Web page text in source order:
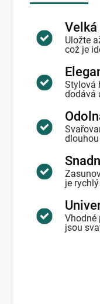
Uložte
což je
Stylová
dodává
je
Vhodné
jsou